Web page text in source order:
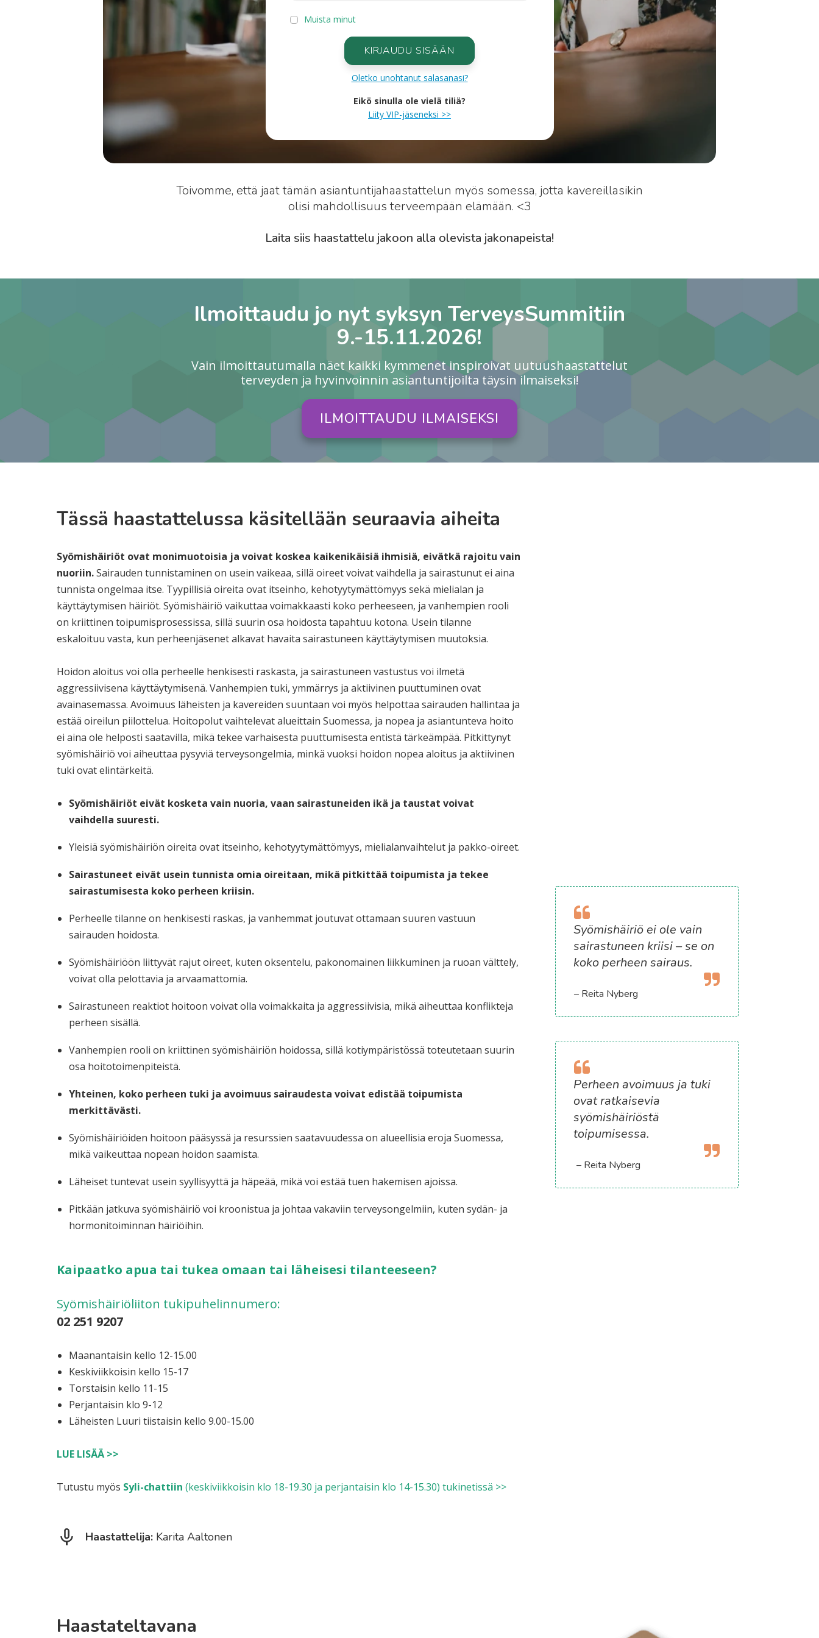
Muista minut
KIRJAUDU SISÄÄN
Oletko unohtanut salasanasi?
Eikö sinulla ole vielä tiliä?
Liity VIP-jäseneksi >>
Toivomme, että jaat tämän asiantuntijahaastattelun myös somessa, jotta kavereillasikin
olisi mahdollisuus terveempään elämään. <3
Laita siis haastattelu jakoon alla olevista jakonapeista!
Ilmoittaudu jo nyt syksyn TerveysSummitiin
9.-15.11.2026!
Vain ilmoittautumalla näet kaikki kymmenet inspiroivat uutuushaastattelut
terveyden ja hyvinvoinnin asiantuntijoilta täysin ilmaiseksi!
ILMOITTAUDU ILMAISEKSI
Tässä haastattelussa käsitellään seuraavia aiheita
Syömishäiriöt ovat monimuotoisia ja voivat koskea kaikenikäisiä ihmisiä, eivätkä rajoitu vain
nuoriin.Sairauden tunnistaminen on usein vaikeaa, sillä oireet voivat vaihdella ja sairastunut ei aina
tunnista ongelmaa itse. Tyypillisiä oireita ovat itseinho, kehotyytymättömyys sekä mielialan ja
käyttäytymisen häiriöt. Syömishäiriö vaikuttaa voimakkaasti koko perheeseen, ja vanhempien rooli
on kriittinen toipumisprosessissa, sillä suurin osa hoidosta tapahtuu kotona. Usein tilanne
eskaloituu vasta, kun perheenjäsenet alkavat havaita sairastuneen käyttäytymisen muutoksia.
Hoidon aloitus voi olla perheelle henkisesti raskasta, ja sairastuneen vastustus voi ilmetä
aggressiivisena käyttäytymisenä. Vanhempien tuki, ymmärrys ja aktiivinen puuttuminen ovat
avainasemassa. Avoimuus läheisten ja kavereiden suuntaan voi myös helpottaa sairauden hallintaa ja
estää oireilun piilottelua. Hoitopolut vaihtelevat alueittain Suomessa, ja nopea ja asiantunteva hoito
ei aina ole helposti saatavilla, mikä tekee varhaisesta puuttumisesta entistä tärkeämpää. Pitkittynyt
syömishäiriö voi aiheuttaa pysyviä terveysongelmia, minkä vuoksi hoidon nopea aloitus ja aktiivinen
tuki ovat elintärkeitä.
Syömishäiriöt eivät kosketa vain nuoria, vaan sairastuneiden ikä ja taustat voivat
vaihdella suuresti.
Yleisiä syömishäiriön oireita ovat itseinho, kehotyytymättömyys, mielialanvaihtelut ja pakko-oireet.
Sairastuneet eivät usein tunnista omia oireitaan, mikä pitkittää toipumista ja tekee
sairastumisesta koko perheen kriisin.
Perheelle tilanne on henkisesti raskas, ja vanhemmat joutuvat ottamaan suuren vastuun
sairauden hoidosta.
Syömishäiriöön liittyvät rajut oireet, kuten oksentelu, pakonomainen liikkuminen ja ruoan välttely,
voivat olla pelottavia ja arvaamattomia.
Sairastuneen reaktiot hoitoon voivat olla voimakkaita ja aggressiivisia, mikä aiheuttaa konflikteja
perheen sisällä.
Vanhempien rooli on kriittinen syömishäiriön hoidossa, sillä kotiympäristössä toteutetaan suurin
osa hoitotoimenpiteistä.
Yhteinen, koko perheen tuki ja avoimuus sairaudesta voivat edistää toipumista
merkittävästi.
Syömishäiriöiden hoitoon pääsyssä ja resurssien saatavuudessa on alueellisia eroja Suomessa,
mikä vaikeuttaa nopean hoidon saamista.
Läheiset tuntevat usein syyllisyyttä ja häpeää, mikä voi estää tuen hakemisen ajoissa.
Pitkään jatkuva syömishäiriö voi kroonistua ja johtaa vakaviin terveysongelmiin, kuten sydän- ja
hormonitoiminnan häiriöihin.
Kaipaatko apua tai tukea omaan tai läheisesi tilanteeseen?
Syömishäiriöliiton tukipuhelinnumero:
02 251 9207
Maanantaisin kello 12-15.00
Keskiviikkoisin kello 15-17
Torstaisin kello 11-15
Perjantaisin klo 9-12
Läheisten Luuri tiistaisin kello 9.00-15.00
LUE LISÄÄ >>
Tutustu myös Syli-chattiin (keskiviikkoisin klo 18-19.30 ja perjantaisin klo 14-15.30) tukinetissä >>
Haastattelija: Karita Aaltonen
Syömishäiriö ei ole vain
sairastuneen kriisi – se on
koko perheen sairaus.
– Reita Nyberg
Perheen avoimuus ja tuki
ovat ratkaisevia
syömishäiriöstä
toipumisessa.
– Reita Nyberg
Haastateltavana